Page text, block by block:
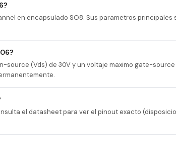
en encapsulado SO8. Sus parametros principales
source (Vds) de 30V y un voltaje maximo gate-source
el datasheet para ver el pinout exacto